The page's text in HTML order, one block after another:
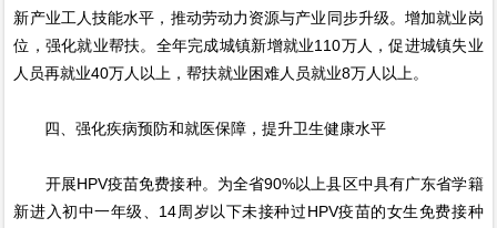
新产业工人技能水平，推动劳动力资源与产业同步升级。增加就业岗
位，强化就业帮扶。全年完成城镇新增就业110万人，促进城镇失业
人员再就业40万人以上，帮扶就业困难人员就业8万人以上。
四、强化疾病预防和就医保障，提升卫生健康水平
开展HPV疫苗免费接种。为全省90%以上县区中具有广东省学籍
新进入初中一年级、14周岁以下未接种过HPV疫苗的女生免费接种